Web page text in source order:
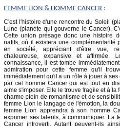
FEMME LION & HOMME CANCER :
C'est l'histoire d'une rencontre du Soleil
Lune (planète qui gouverne le Cancer).
Cette union présage donc une histoire
natifs, où il existera une complémentarité
en société, appréciant d'être vue,
chaleureuse, expansive et affirmée.
connaissance, il est tombe
admiration pour cette femme qu'il
immédiatement qu'il a un rôle à jouer à
par cet homme Cancer qui est tout en
aime s'imposer. Elle le trouve fragile et à la
charme plein de romantisme et de
femme Lion le langage de l'émotion, la
femme Lion apprendra à son homme
exprimer ses talents, à communiquer. La
Cancer introverti. Autant peuvent-ils